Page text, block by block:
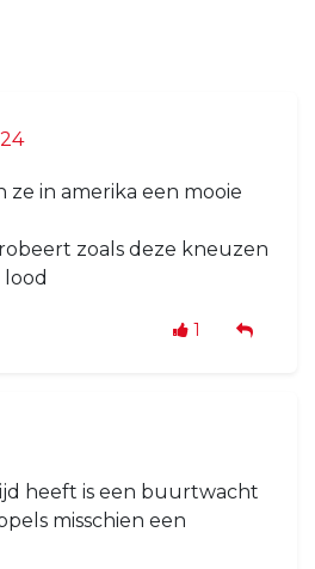
in amerika een mooie
zoals deze kneuzen
lood
1
heeft is een buurtwacht
misschien een